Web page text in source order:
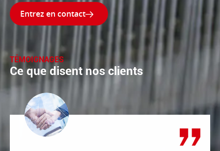

TÉMOIGNAGES
Ce que disent nos clients